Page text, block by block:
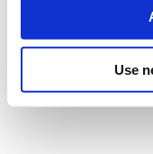
Use